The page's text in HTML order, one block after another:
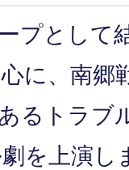
プとして
に、南郷
るトラブ
を上演し